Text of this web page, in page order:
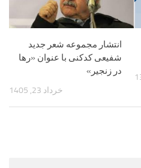
انتشار مجموعه شعر جدید
شفیعی کدکنی با عنوان «رها
در زنجیر»
خرداد 23, 1405